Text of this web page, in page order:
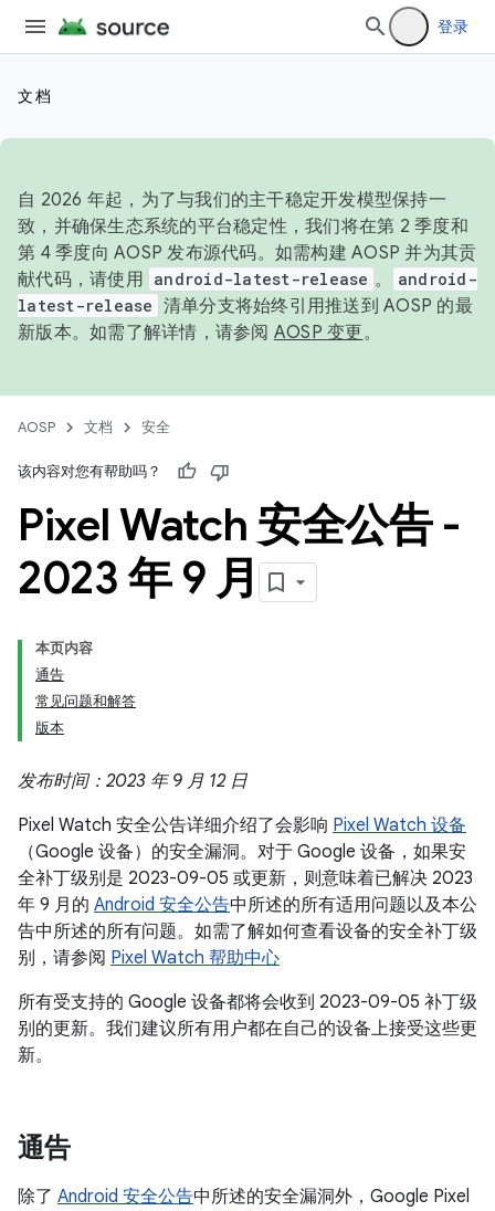
登录
文档
自 2026 年起，为了与我们的主干稳定开发模型保持一
致，并确保生态系统的平台稳定性，我们将在第 2 季度和
第 4 季度向 AOSP 发布源代码。如需构建 AOSP 并为其贡
献代码，请使用 android-latest-release 。
android-
latest-release 清单分支将始终引用推送到 AOSP 的最
新版本。如需了解详情，请参阅 AOSP 变更。
AOSP 文档 安全
该内容对您有帮助吗？
Pixel Watch 安全公告 -
2023 年 9 月
本页内容
通告
常见问题和解答
版本
发布时间：2023 年 9 月 12 日
Pixel Watch 安全公告详细介绍了会影响 Pixel Watch 设备
（Google 设备）的安全漏洞。对于 Google 设备，如果安
全补丁级别是 2023-09-05 或更新，则意味着已解决 2023
年 9 月的 Android 安全公告中所述的所有适用问题以及本公
告中所述的所有问题。如需了解如何查看设备的安全补丁级
别，请参阅 Pixel Watch 帮助中心
所有受支持的 Google 设备都将会收到 2023-09-05 补丁级
别的更新。我们建议所有用户都在自己的设备上接受这些更
新。
通告
除了 Android 安全公告中所述的安全漏洞外，Google Pixel